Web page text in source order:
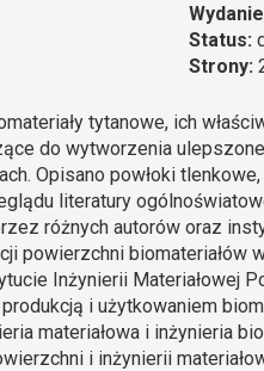
Status:
Strony:
tytanowe, ich
do wytworzenia
Opisano powłoki
literatury
różnych autorów oraz
powierzchni biomateriałów
Inżynierii Materiałowej
i użytkowaniem
materiałowa i inżynieria
i inżynierii